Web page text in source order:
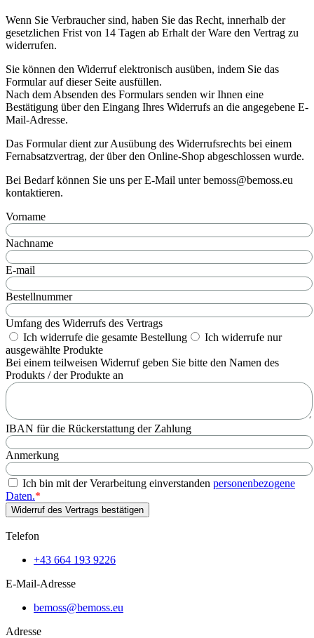
Wenn Sie Verbraucher sind, haben Sie das Recht, innerhalb der
gesetzlichen Frist von 14 Tagen ab Erhalt der Ware den Vertrag zu
widerrufen.
Sie können den Widerruf elektronisch ausüben, indem Sie das
Formular auf dieser Seite ausfüllen.
Nach dem Absenden des Formulars senden wir Ihnen eine
Bestätigung über den Eingang Ihres Widerrufs an die angegebene E-
Mail-Adresse.
Das Formular dient zur Ausübung des Widerrufsrechts bei einem
Fernabsatzvertrag, der über den Online-Shop abgeschlossen wurde.
Bei Bedarf können Sie uns per E-Mail unter bemoss@bemoss.eu
kontaktieren.
Vorname
Nachname
E-mail
Bestellnummer
Umfang des Widerrufs des Vertrags
Ich widerrufe die gesamte Bestellung
Ich widerrufe nur
ausgewählte Produkte
Bei einem teilweisen Widerruf geben Sie bitte den Namen des
Produkts / der Produkte an
IBAN für die Rückerstattung der Zahlung
Anmerkung
Ich bin mit der Verarbeitung einverstanden personenbezogene
Daten.*
Widerruf des Vertrags bestätigen
Telefon
+43 664 193 9226
E-Mail-Adresse
bemoss@bemoss.eu
Adresse